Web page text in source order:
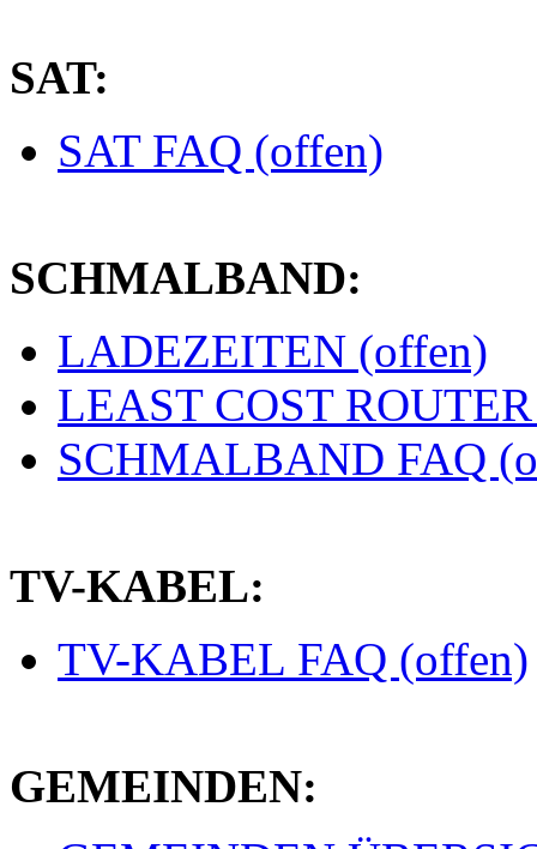
SAT:
SAT FAQ (offen)
SCHMALBAND:
LADEZEITEN (offen)
LEAST COST
SCHMALBAND FAQ
TV-KABEL:
TV-KABEL FAQ (offen)
GEMEINDEN: